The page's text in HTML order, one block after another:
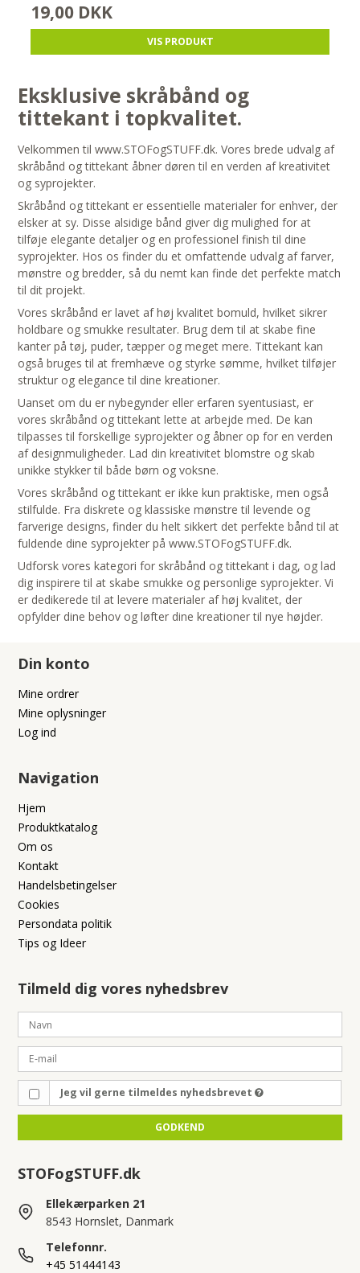
19,00 DKK
VIS PRODUKT
Eksklusive skråbånd og
tittekant i topkvalitet.
Velkommen til www.STOFogSTUFF.dk. Vores brede udvalg af
skråbånd og tittekant åbner døren til en verden af kreativitet
og syprojekter.
Skråbånd og tittekant er essentielle materialer for enhver, der
elsker at sy. Disse alsidige bånd giver dig mulighed for at
tilføje elegante detaljer og en professionel finish til dine
syprojekter. Hos os finder du et omfattende udvalg af farver,
mønstre og bredder, så du nemt kan finde det perfekte match
til dit projekt.
Vores skråbånd er lavet af høj kvalitet bomuld, hvilket sikrer
holdbare og smukke resultater. Brug dem til at skabe fine
kanter på tøj, puder, tæpper og meget mere. Tittekant kan
også bruges til at fremhæve og styrke sømme, hvilket tilføjer
struktur og elegance til dine kreationer.
Uanset om du er nybegynder eller erfaren syentusiast, er
vores skråbånd og tittekant lette at arbejde med. De kan
tilpasses til forskellige syprojekter og åbner op for en verden
af designmuligheder. Lad din kreativitet blomstre og skab
unikke stykker til både børn og voksne.
Vores skråbånd og tittekant er ikke kun praktiske, men også
stilfulde. Fra diskrete og klassiske mønstre til levende og
farverige designs, finder du helt sikkert det perfekte bånd til at
fuldende dine syprojekter på www.STOFogSTUFF.dk.
Udforsk vores kategori for skråbånd og tittekant i dag, og lad
dig inspirere til at skabe smukke og personlige syprojekter. Vi
er dedikerede til at levere materialer af høj kvalitet, der
opfylder dine behov og løfter dine kreationer til nye højder.
Din konto
Mine ordrer
Mine oplysninger
Log ind
Navigation
Hjem
Produktkatalog
Om os
Kontakt
Handelsbetingelser
Cookies
Persondata politik
Tips og Ideer
Tilmeld dig vores nyhedsbrev
Jeg vil gerne tilmeldes nyhedsbrevet
GODKEND
STOFogSTUFF.dk
Ellekærparken 21
8543 Hornslet, Danmark
Telefonnr.
+45 51444143